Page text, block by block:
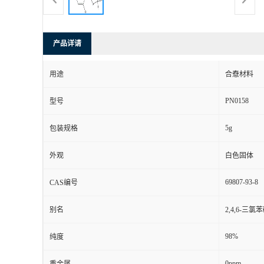
产品详请
用途 合憃材料
型号 PN0158
包装规格 5g
外观 白色固体
CAS编号 69807-93-8
别名 2,4,6-三氯
纯度 98%